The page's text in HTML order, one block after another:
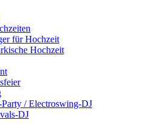
für Hochzeit
Hochzeit
/ Electroswing-DJ
DJ